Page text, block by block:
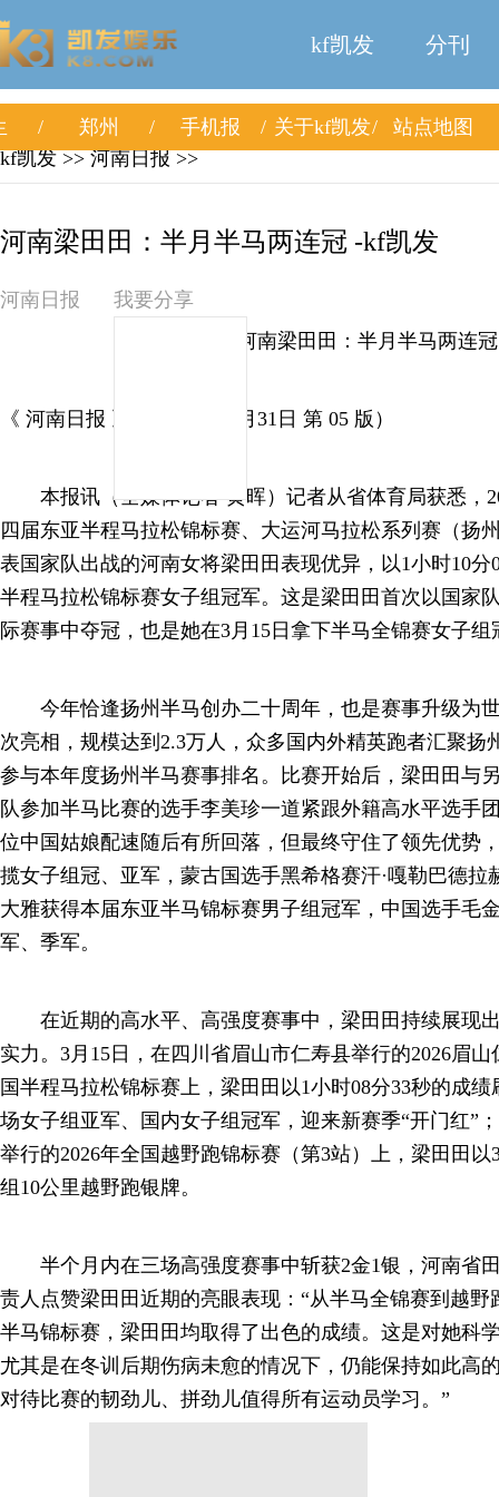
kf凯发 分刊
郑州 手机报 关于kf凯发
站点地图
kf凯发 >> 河南日报 >>
河南梁田田：半月半马两连冠 -kf凯发
河南日报
我要分享
河南梁田田：半月半马两连冠
《 河南日报 》（ 2026年03月31日 第 05 版）
本报讯（全媒体记者 黄晖）记者从省体育局获悉，
四届东亚半程马拉松锦标赛、大运河马拉松系列赛（扬
表国家队出战的河南女将梁田田表现优异，以1小时10
半程马拉松锦标赛女子组冠军。这是梁田田首次以国家
际赛事中夺冠，也是她在3月15日拿下半马全锦赛女子
今年恰逢扬州半马创办二十周年，也是赛事升级为
次亮相，规模达到2.3万人，众多国内外精英跑者汇聚扬
参与本年度扬州半马赛事排名。比赛开始后，梁田田与
队参加半马比赛的选手李美珍一道紧跟外籍高水平选手
位中国姑娘配速随后有所回落，但最终守住了领先优势
揽女子组冠、亚军，蒙古国选手黑希格赛汗·嘎勒巴德拉
大雅获得本届东亚半马锦标赛男子组冠军，中国选手毛
军、季军。
在近期的高水平、高强度赛事中，梁田田持续展现
实力。3月15日，在四川省眉山市仁寿县举行的2026眉
国半程马拉松锦标赛上，梁田田以1小时08分33秒的成
场女子组亚军、国内女子组冠军，迎来新赛季“开门红”
举行的2026年全国越野跑锦标赛（第3站）上，梁田田
组10公里越野跑银牌。
半个月内在三场高强度赛事中斩获2金1银，河南省
责人点赞梁田田近期的亮眼表现：“从半马全锦赛到越
半马锦标赛，梁田田均取得了出色的成绩。这是对她科
尤其是在冬训后期伤病未愈的情况下，仍能保持如此高
对待比赛的韧劲儿、拼劲儿值得所有运动员学习。”